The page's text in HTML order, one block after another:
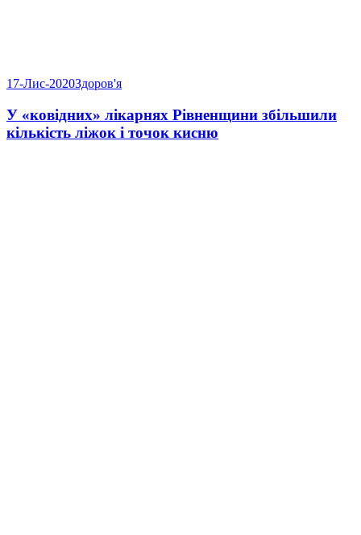
17-Лис-2020Здоров'я
У «ковідних» лікарнях Рівненщини збільшили
кількість ліжок і точок кисню